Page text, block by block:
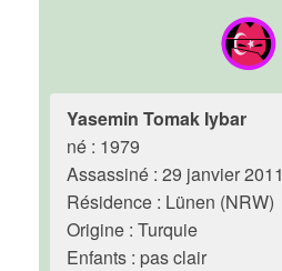
Yasemin Tomak Iybar
né : 1979
Assassiné : 29 janvier 2011
Résidence : Lünen (NRW)
Origine : Turquie
Enfants : pas clair